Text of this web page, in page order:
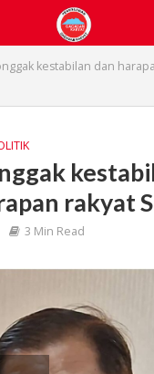
kestabilan dan
rakyat
3 Min Read